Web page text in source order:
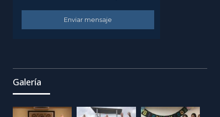
Enviar mensaje
Galería